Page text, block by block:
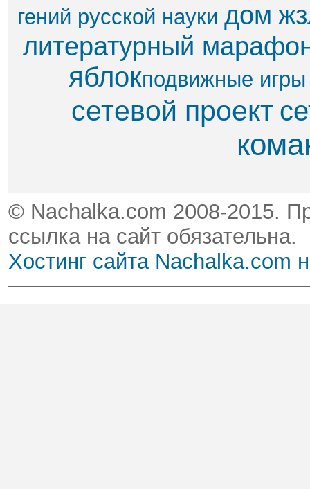
гений русской науки дом
литературный
яблок​подвижные игры
сетевой проект
© Nachalka.com 2008-2015.
ссылка на сайт обязательна.
Хостинг сайта Nachalka.com